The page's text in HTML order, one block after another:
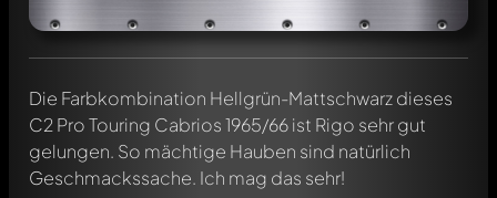
Die Farbkombination Hellgrün-Mattschwarz dieses
C2 Pro Touring Cabrios 1965/66 ist Rigo sehr gut
gelungen. So mächtige Hauben sind natürlich
Geschmackssache. Ich mag das sehr!
Schreibe jetzt einen ersten Kommentar zu diesem Modell!
Jeder Kommentar kann von allen Mitgliedern diskutiert
werden. Es ist wie ein Chat.
Erwähne andere Modelly-Mitglieder durch die